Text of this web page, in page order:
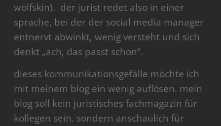
wolfskin). der jurist redet also in einer
sprache, bei der der social media manager
entnervt abwinkt, wenig versteht und sich
denkt „ach, das passt schon“.
dieses kommunikationsgefälle möchte ich
mit meinem blog ein wenig auflösen. mein
blog soll kein juristisches fachmagazin für
kollegen sein. sondern anschaulich für